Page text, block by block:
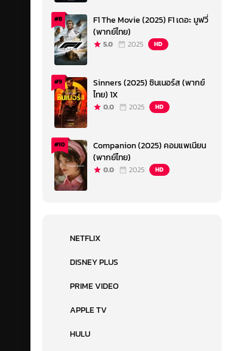
#8
F1 The Movie (2025) F1 เดอะ มูฟวี่
(พากย์ไทย)
5.0 2025 HD
#9
Sinners (2025) ซินเนอร์ส (พากย์
ไทย) 1X
0.0 2025 HD
#10
Companion (2025) คอมแพเนียน
(พากย์ไทย)
0.0 2025 HD
NETFLIX
DISNEY PLUS
PRIME VIDEO
APPLE TV
HULU